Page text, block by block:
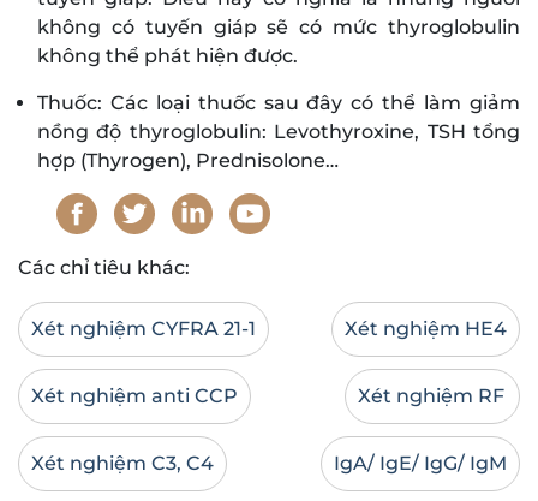
không có tuyến giáp sẽ có mức thyroglobulin
không thể phát hiện được.
Thuốc: Các loại thuốc sau đây có thể làm giảm
nồng độ thyroglobulin: Levothyroxine, TSH tổng
hợp (Thyrogen), Prednisolone…
Các chỉ tiêu khác:
Xét nghiệm CYFRA 21-1 Xét nghiệm HE4
Xét nghiệm anti CCP Xét nghiệm RF
Xét nghiệm C3, C4 IgA/ IgE/ IgG/ IgM